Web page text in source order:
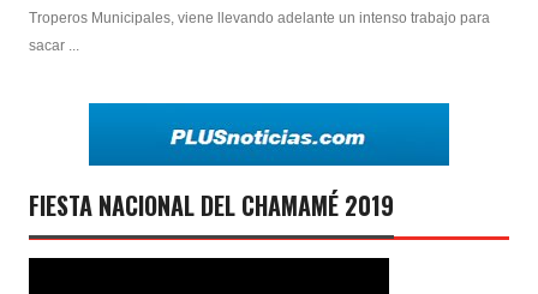
Troperos Municipales, viene llevando adelante un intenso trabajo para
sacar ...
FIESTA NACIONAL DEL CHAMAMÉ 2019